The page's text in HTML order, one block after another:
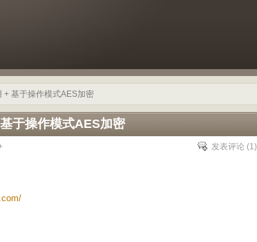
+ 基于操作模式AES加密
于操作模式AES加密
发表评论 (1)